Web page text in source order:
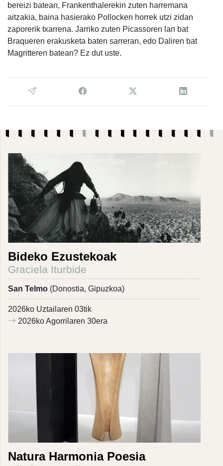
bereizi batean, Frankenthalerekin zuten harremana
aitzakia, baina hasierako Pollocken horrek utzi zidan
zaporerik txarrena. Jarriko zuten Picassoren lan bat
Braqueren erakusketa baten sarreran, edo Daliren bat
Magritteren batean? Ez dut uste.
Bideko Ezustekoak
Graciela Iturbide
San Telmo (Donostia, Gipuzkoa)
2026ko Uztailaren 03tik
2026ko Agorrilaren 30era
Natura Harmonia Poesia